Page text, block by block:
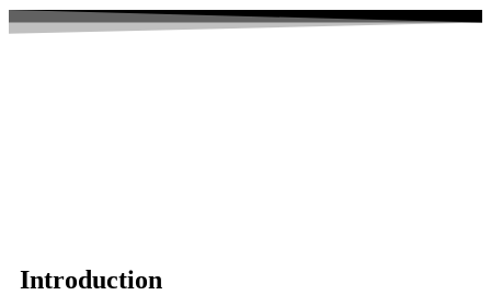
Introduction